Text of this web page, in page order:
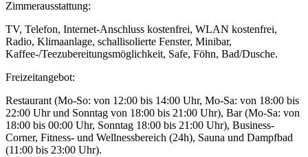
Zimmerausstattung:
TV, Telefon, Internet-Anschluss kostenfrei, WLAN kostenfrei,
Radio, Klimaanlage, schallisolierte Fenster, Minibar,
Kaffee-/Teezubereitungsmöglichkeit, Safe, Föhn, Bad/Dusche.
Freizeitangebot:
Restaurant (Mo-So: von 12:00 bis 14:00 Uhr, Mo-Sa: von 18:00 bis
22:00 Uhr und Sonntag von 18:00 bis 21:00 Uhr), Bar (Mo-Sa: von
18:00 bis 00:00 Uhr, Sonntag 18:00 bis 21:00 Uhr), Business-
Corner, Fitness- und Wellnessbereich (24h), Sauna und Dampfbad
(11:00 bis 23:00 Uhr).